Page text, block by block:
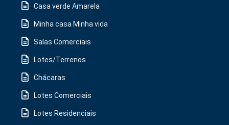
Casa verde Amarela
Minha casa Minha vida
Salas Comerciais
Lotes/Terrenos
Chácaras
Lotes Comerciais
Lotes Residenciais